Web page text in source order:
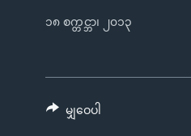
နိုင်ငံတကာ
တရုတ်
အစ္စရေး-ပါလက်စတိုင်း
ရပ်ဝန်းတခု လမ်းတခု အလွန်
အင်္ဂလိပ်စာလေ့လာမယ်
၁၈ စက္တင္ဘာ၊ ၂၀၁၃
မျှဝေပါ